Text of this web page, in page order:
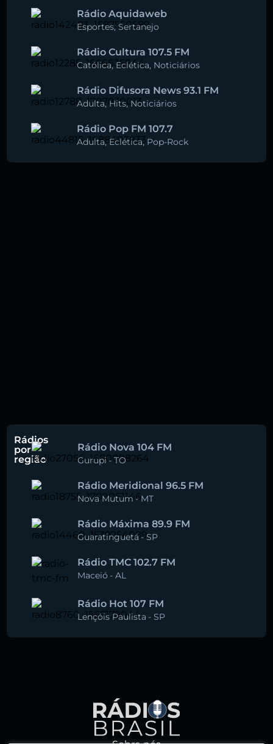
Rádio Aquidaweb
Esportes,Sertanejo
Rádio Cultura 107.5 FM
Católica,Eclética, Noticiários
Rádio Difusora News 93.1 FM
Adulta,Hits,Noticiários
Rádio Pop FM 107.7
Adulta,Eclética,Pop-Rock
Rádios
por
região
Rádio Nova 104 FM
Gurupi-TO
Rádio Meridional 96.5 FM
Nova Mutum -MT
Rádio Máxima 89.9 FM
Guaratinguetá-SP
Rádio TMC 102.7 FM
Maceió - AL
Rádio Hot 107 FM
Lençóis Paulista - SP